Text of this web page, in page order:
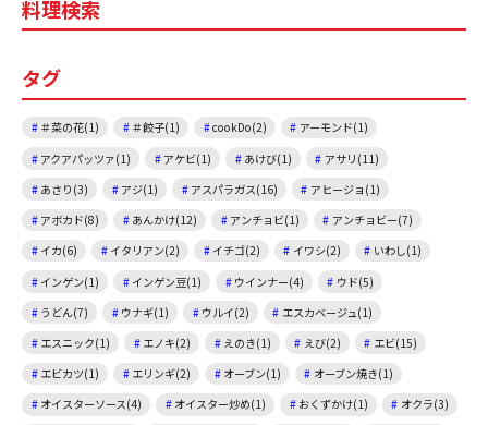
b
o
k
料理検索
タグ
＃菜の花(1) ＃餃子(1) cookDo(2)
アーモンド(1)
アクアパッツァ(1)
アケビ(1) あけび(1)
アサリ(11)
あさり(3)
アジ(1) アスパラガス(16)
アヒージョ(1)
アボカド(8)
あんかけ(12) アンチョビ(1)
アンチョビー(7)
イカ(6)
イタリアン(2) イチゴ(2) イワシ(2)
いわし(1)
インゲン(1)
インゲン豆(1) ウインナー(4)
ウド(5)
うどん(7)
ウナギ(1) ウルイ(2)
エスカベージュ(1)
エスニック(1)
エノキ(2) えのき(1) えび(2)
エビ(15)
エビカツ(1)
エリンギ(2) オーブン(1)
オーブン焼き(1)
オイスターソース(4)
オイスター炒め(1) おくずかけ(1)
オクラ(3)